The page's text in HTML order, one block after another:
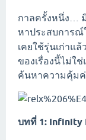
กาลครั้งหนึ่ง…
หาประสบการณ์
เคยใช้รุ่นเก่าแ
ของเรื่องนี้ไม่ใ
ค้นหาความคุ้ม
บทที่ 1: Infinity